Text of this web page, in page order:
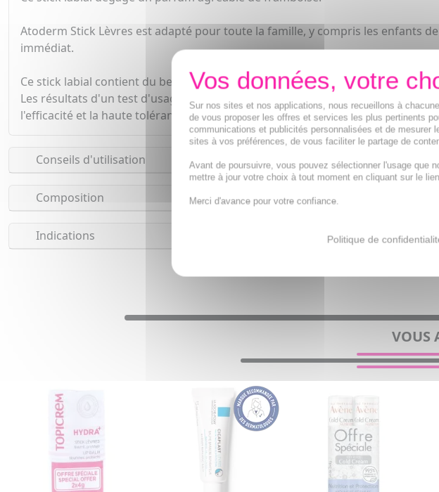
Atoderm Stick Lèvres est adapté pour toute la famille, y compris les enfants
immédiat.
Ce stick labial contient du beurre de karité, un actif hautement nourrissant et
Les résultats d'un test d'usage sous contrôle dermatologique sur 20
l'efficacité et la haute tolérance de ce baule à lèvres.
Conseils d'utilisation
Composition
Indications
VOUS
Sur nos sites et nos applications, nous recueillons à
de vous proposer les offres et services les plus pertinents
communications et publicités personnalisées et de mesurer
sites à vos préférences, de vous faciliter le partage de
Avant de poursuivre, vous pouvez sélectionner l'usage que
mettre à jour votre choix à tout moment en cliquant sur le
Merci d'avance pour votre confiance.
Politique de